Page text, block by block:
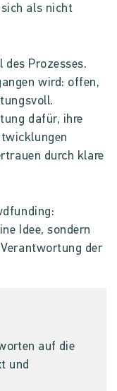
auf die
und
als nicht
des Prozesses.
wird: offen,
dafür, ihre
durch klare
Idee, sondern
der